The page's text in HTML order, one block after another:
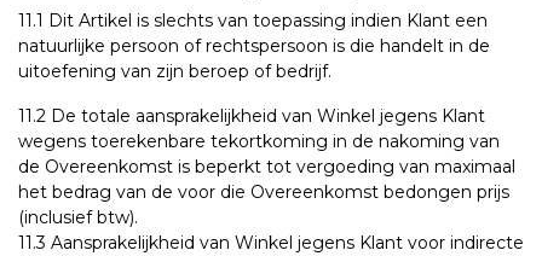
11.1 Dit Artikel is slechts van toepassing indien Klant een
natuurlijke persoon of rechtspersoon is die handelt in de
uitoefening van zijn beroep of bedrijf.
11.2 De totale aansprakelijkheid van Winkel jegens Klant
wegens toerekenbare tekortkoming in de nakoming van
de Overeenkomst is beperkt tot vergoeding van maximaal
het bedrag van de voor die Overeenkomst bedongen prijs
(inclusief btw).
11.3 Aansprakelijkheid van Winkel jegens Klant voor indirecte